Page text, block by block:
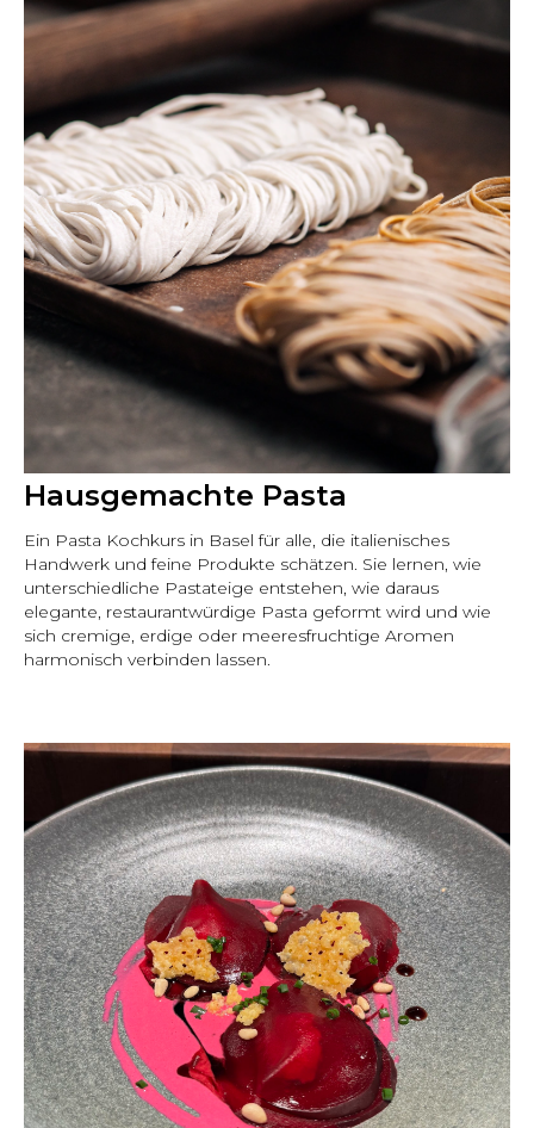
Hausgemachte Pasta
Ein Pasta Kochkurs in Basel für alle, die italienisches
Handwerk und feine Produkte schätzen. Sie lernen, wie
unterschiedliche Pastateige entstehen, wie daraus
elegante, restaurantwürdige Pasta geformt wird und wie
sich cremige, erdige oder meeresfruchtige Aromen
harmonisch verbinden lassen.